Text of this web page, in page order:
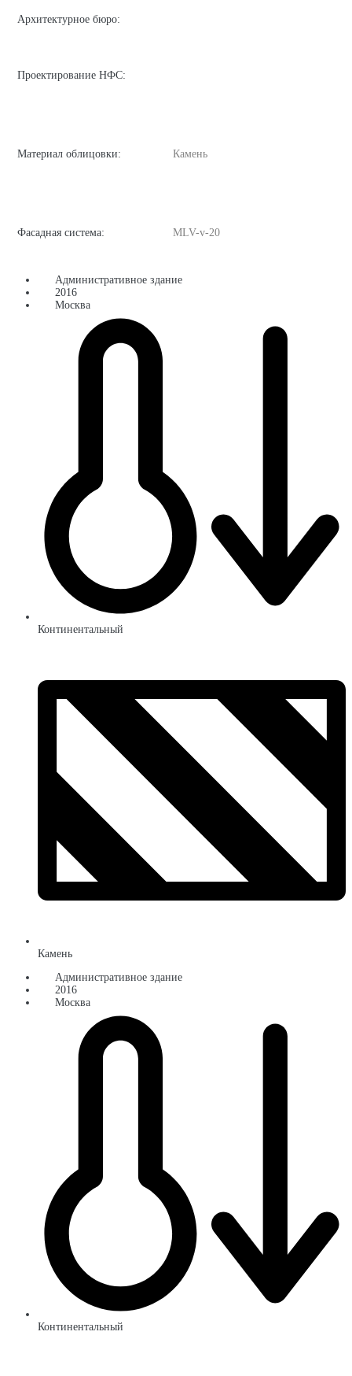
Архитектурное бюро:
Проектирование НФС:
Материал облицовки: Камень
Фасадная система: MLV-v-20
Административное здание
2016
Москва
Континентальный
Камень
Административное здание
2016
Москва
Континентальный